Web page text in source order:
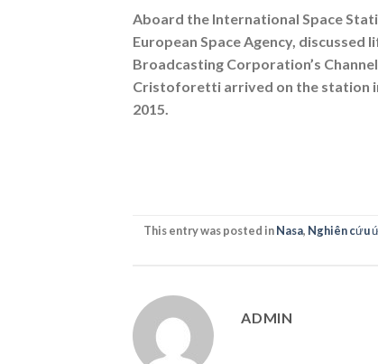
Aboard the International Space
European Space Agency,
Broadcasting Corporation’s
Cristoforetti arrived on the station
2015.
This entry was posted inNasa, Nghiên cứu
ADMIN